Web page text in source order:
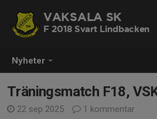
Nyheter
VAKSALA SK
F 2018 Svart Lindbacken
Träningsmatch F18,
22 sep 2025 1 kommentar